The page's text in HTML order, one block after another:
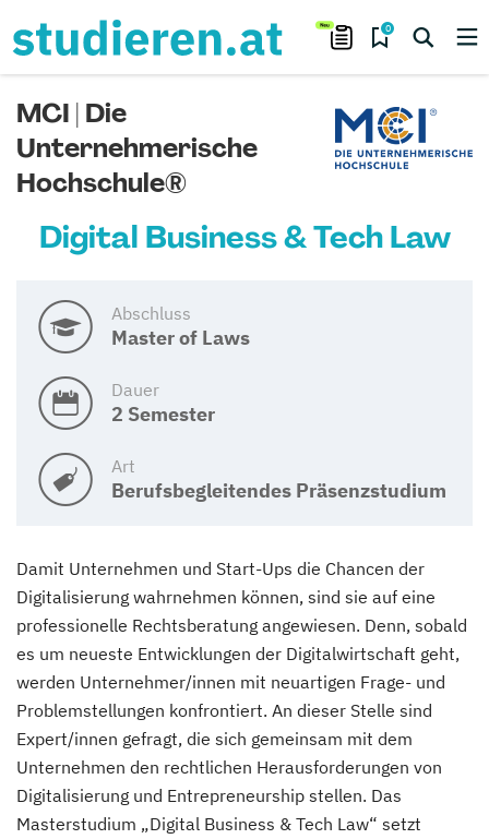
0
MCI | Die
Unternehmerische
Hochschule®
Digital Business & Tech Law
Abschluss
Master of Laws
Dauer
2 Semester
Art
Berufsbegleitendes Präsenzstudium
Damit Unternehmen und Start-Ups die Chancen der
Digitalisierung wahrnehmen können, sind sie auf eine
professionelle Rechtsberatung angewiesen. Denn, sobald
es um neueste Entwicklungen der Digitalwirtschaft geht,
werden Unternehmer/innen mit neuartigen Frage- und
Problemstellungen konfrontiert. An dieser Stelle sind
Expert/innen gefragt, die sich gemeinsam mit dem
Unternehmen den rechtlichen Herausforderungen von
Digitalisierung und Entrepreneurship stellen. Das
Masterstudium „Digital Business & Tech Law“ setzt